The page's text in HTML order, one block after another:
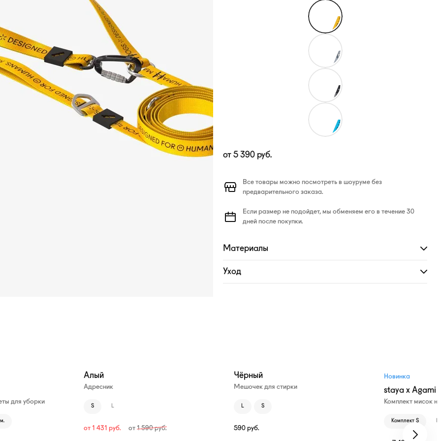
от 5 390 руб.
Все товары можно посмотреть в шоуруме без
предварительного заказа.
Если размер не подойдет, мы обменяем его в течение 30
дней после покупки.
Материалы
Развернуть
Уход
Развернуть
для уборки
Алый
Адресник
S L
от 1 431 руб. от1 590руб.
Чёрный
Мешочек для стирки
L S
590 руб.
Новинка
staya x Agami
Комплект мисок
Комплект S